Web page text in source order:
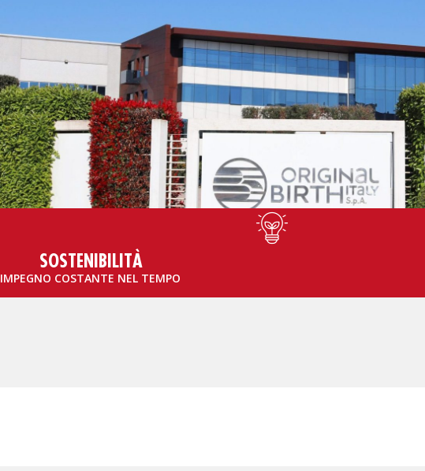
SOSTENIBILITÀ
IMPEGNO COSTANTE NEL TEMPO